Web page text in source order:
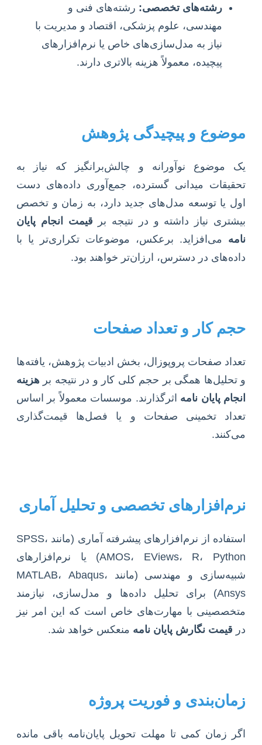
رشته‌های تخصصی: رشته‌های فنی و
مهندسی، علوم پزشکی، اقتصاد و مدیریت با
نیاز به مدل‌سازی‌های خاص یا نرم‌افزارهای
پیچیده، معمولاً هزینه بالاتری دارند.
موضوع و پیچیدگی پژوهش
یک موضوع نوآورانه و چالش‌برانگیز که نیاز به
تحقیقات میدانی گسترده، جمع‌آوری داده‌های دست
اول یا توسعه مدل‌های جدید دارد، به زمان و تخصص
بیشتری نیاز داشته و در نتیجه بر قیمت انجام پایان
نامه می‌افزاید. برعکس، موضوعات تکراری‌تر یا با
داده‌های در دسترس، ارزان‌تر خواهند بود.
حجم کار و تعداد صفحات
تعداد صفحات پروپوزال، بخش ادبیات پژوهش، یافته‌ها
و تحلیل‌ها همگی بر حجم کلی کار و در نتیجه بر هزینه
انجام پایان نامه اثرگذارند. موسسات معمولاً بر اساس
تعداد تخمینی صفحات و یا فصل‌ها قیمت‌گذاری
می‌کنند.
نرم‌افزارهای تخصصی و تحلیل آماری
استفاده از نرم‌افزارهای پیشرفته آماری (مانند SPSS،
AMOS، EViews، R، Python) یا نرم‌افزارهای
شبیه‌سازی و مهندسی (مانند MATLAB، Abaqus،
Ansys) برای تحلیل داده‌ها و مدل‌سازی، نیازمند
متخصصینی با مهارت‌های خاص است که این امر نیز
در قیمت نگارش پایان نامه منعکس خواهد شد.
زمان‌بندی و فوریت پروژه
اگر زمان کمی تا مهلت تحویل پایان‌نامه باقی مانده